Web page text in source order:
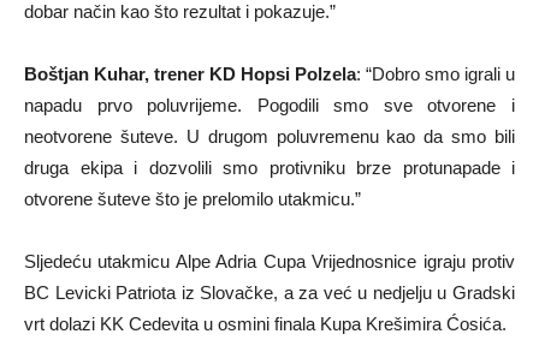
dobar način kao što rezultat i pokazuje.”
Boštjan Kuhar, trener KD Hopsi Polzela: “Dobro smo igrali u
napadu prvo poluvrijeme. Pogodili smo sve otvorene i
neotvorene šuteve. U drugom poluvremenu kao da smo bili
druga ekipa i dozvolili smo protivniku brze protunapade i
otvorene šuteve što je prelomilo utakmicu.”
Sljedeću utakmicu Alpe Adria Cupa Vrijednosnice igraju protiv
BC Levicki Patriota iz Slovačke, a za već u nedjelju u Gradski
vrt dolazi KK Cedevita u osmini finala Kupa Krešimira Ćosića.